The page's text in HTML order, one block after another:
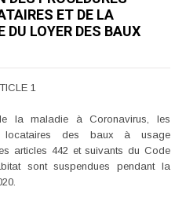
ET DE LA
LOYER DES BAUX
1
la maladie à Coronavirus, les
locataires des baux à usage
articles 442 et suivants du Code
sont suspendues pendant la